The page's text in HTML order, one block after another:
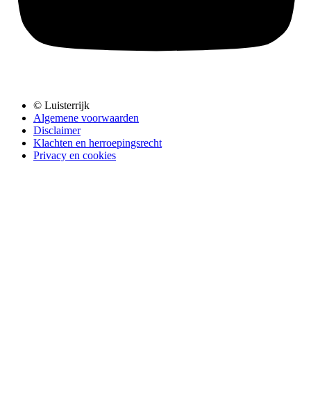
© Luisterrijk
Algemene voorwaarden
Disclaimer
Klachten en herroepingsrecht
Privacy en cookies